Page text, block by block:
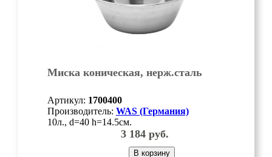
Миска коническая, нерж.сталь
Артикул: 1700400
Производитель: WAS (Германия)
10л., d=40 h=14.5см.
3 184руб.
В корзину